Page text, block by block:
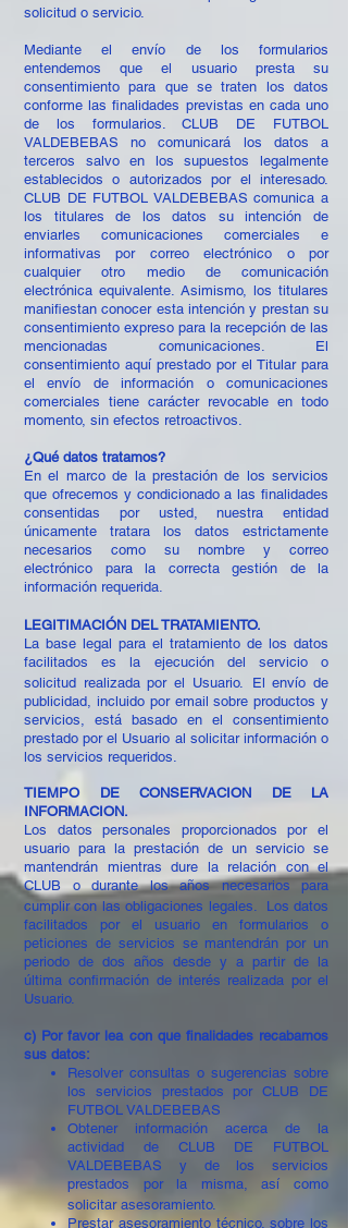
solicitud o servicio.
Mediante el envío de los formularios
entendemos que el usuario presta su
consentimiento para que se traten los datos
conforme las finalidades previstas en cada uno
de los formularios. CLUB DE FUTBOL
VALDEBEBAS no comunicará los datos a
terceros salvo en los supuestos legalmente
establecidos o autorizados por el interesado.
CLUB DE FUTBOL VALDEBEBAS comunica a
los titulares de los datos su intención de
enviarles comunicaciones comerciales e
informativas por correo electrónico o por
cualquier otro medio de comunicación
electrónica equivalente. Asimismo, los titulares
manifiestan conocer esta intención y prestan su
consentimiento expreso para la recepción de las
mencionadas comunicaciones. El
consentimiento aquí prestado por el Titular para
el envío de información o comunicaciones
comerciales tiene carácter revocable en todo
momento, sin efectos retroactivos.
¿Qué datos tratamos?
En el marco de la prestación de los servicios
que ofrecemos y condicionado a las finalidades
consentidas por usted, nuestra entidad
únicamente tratara los datos estrictamente
necesarios como su nombre y correo
electrónico para la correcta gestión de la
información requerida.
LEGITIMACIÓN DEL TRATAMIENTO.
La base legal para el tratamiento de los datos
facilitados es la ejecución del servicio o
solicitud realizada por el Usuario. El envío de
publicidad, incluido por email sobre productos y
servicios, está basado en el consentimiento
prestado por el Usuario al solicitar información o
los servicios requeridos.
TIEMPO DE CONSERVACION DE LA
INFORMACION.
Los datos personales proporcionados por el
usuario para la prestación de un servicio se
mantendrán mientras dure la relación con el
CLUB o durante los años necesarios para
cumplir con las obligaciones legales. Los datos
facilitados por el usuario en formularios o
peticiones de servicios se mantendrán por un
periodo de dos años desde y a partir de la
última confirmación de interés realizada por el
Usuario.
c) Por favor lea con que finalidades recabamos
sus datos:
Resolver consultas o sugerencias sobre
los servicios prestados por CLUB DE
FUTBOL VALDEBEBAS
Obtener información acerca de la
actividad de CLUB DE FUTBOL
VALDEBEBAS y de los servicios
prestados por la misma, así como
solicitar asesoramiento.
Prestar asesoramiento técnico, sobre los